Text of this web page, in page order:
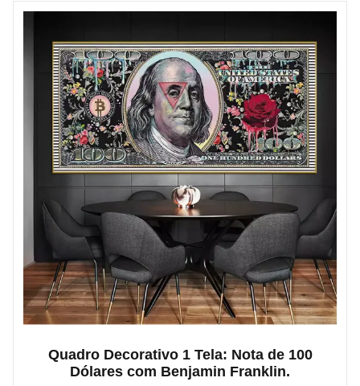
Quadro Decorativo 1 Tela: Nota de 100
Dólares com Benjamin Franklin.